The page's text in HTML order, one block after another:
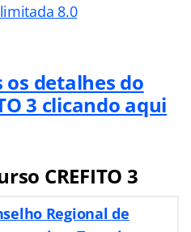
8.0
detalhes do
3 clicando aqui
CREFITO 3
Regional de